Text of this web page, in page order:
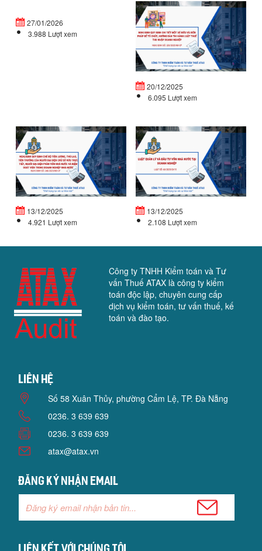
Doanh
nghiệp
mới
thành
lập
vào
27/01/2026
3.988 Lượt xem
20/12/2025
6.095 Lượt xem
NGHỊ
ĐỊNH
QUY
CHẾ
ĐỘ
13/12/2025
4.921 Lượt xem
13/12/2025
2.108 Lượt xem
Công ty TNHH Kiểm toán và Tư
vấn Thuế ATAX là công ty kiểm
toán độc lập, chuyên cung cấp
dịch vụ kiểm toán, tư vấn thuế, kế
toán và đào tạo.
Liên hệ
Số 58 Xuân Thủy, phường Cẩm Lệ, TP. Đà Nẵng
0236. 3 639 639
0236. 3 639 639
atax@atax.vn
Đăng ký nhận email